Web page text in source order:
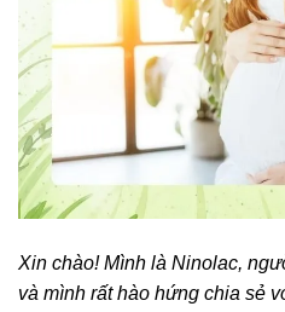
Xin chào! Mình là Ninolac,
và mình rất hào hứng chia sẻ